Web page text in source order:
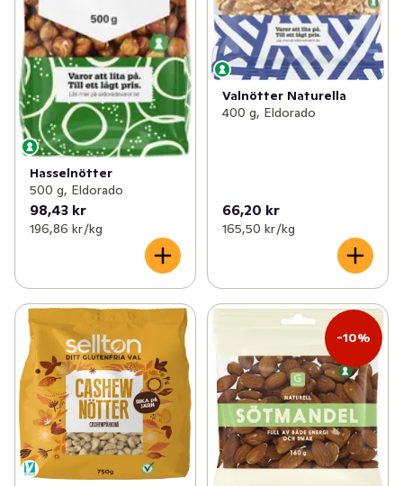
Hasselnötter
500 g, Eldorado
98,43 kr
196,86 kr /kg
Valnötter Naturella
400 g, Eldorado
66,20 kr
165,50 kr /kg
-10%